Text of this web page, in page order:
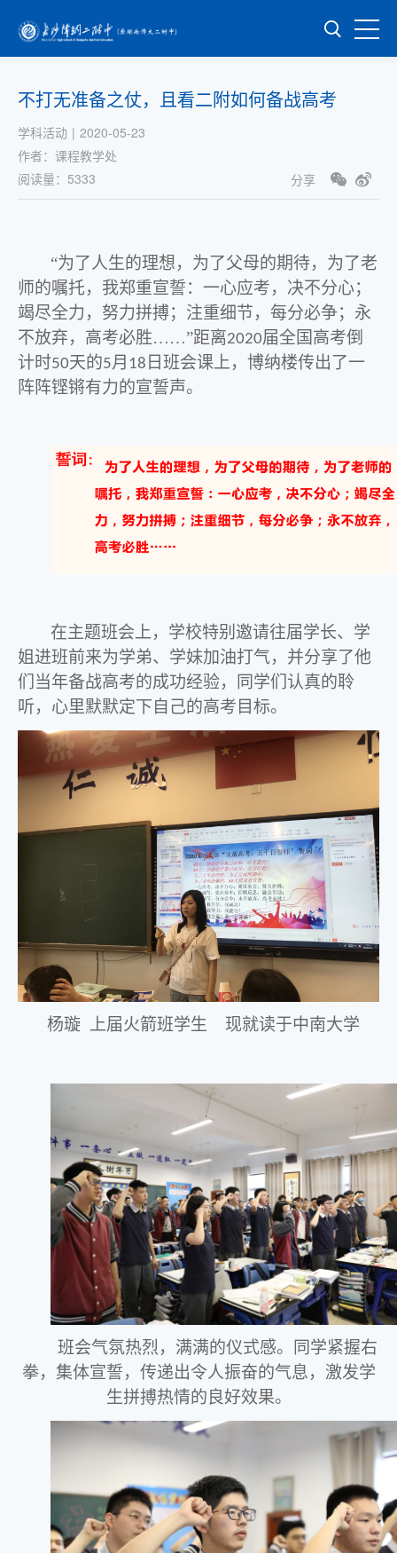
不打无准备之仗，且看二附如何备战高考
学科活动 | 2020-05-23
作者： 课程教学处
阅读量： 5333 分享
“为了人生的理想，为了父母的期待，为了老
师的嘱托，我郑重宣誓：一心应考，决不分心；
竭尽全力，努力拼搏；注重细节，每分必争；永
不放弃，高考必胜……”距离2020届全国高考倒
计时50天的5月 18 日班会课上，博纳楼传出了一
阵阵铿锵有力的宣誓声。
在主题班会上，学校特别邀请往届学长、学
姐进班前来为学弟、学妹加油打气，并分享了他
们当年备战高考的成功经验，同学们认真的聆
听，心里默默定下自己的高考目标。
杨璇 上届火箭班学生 现就读于中南大学
班会气氛热烈，满满的仪式感。同学紧握右
拳，集体宣誓，传递出令人振奋的气息，激发学
生拼搏热情的良好效果。